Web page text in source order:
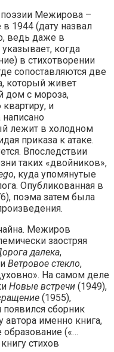
Межирова –
1944 (дату назвал
ведь даже в
когда
в стихотворении
сопоставляются две
который живет
дом с мороза,
и
написано
лежит в холодном
приказа к атаке.
Впоследствии
таких «двойников»,
, куда упомянутые
Опубликованная в
поэма затем была
Межиров
заостряя
далека,
Ветровое стекло,
На самом деле
Новые встречи (1949),
(1955),
сборник
автора именно книга,
образование («…
стихов